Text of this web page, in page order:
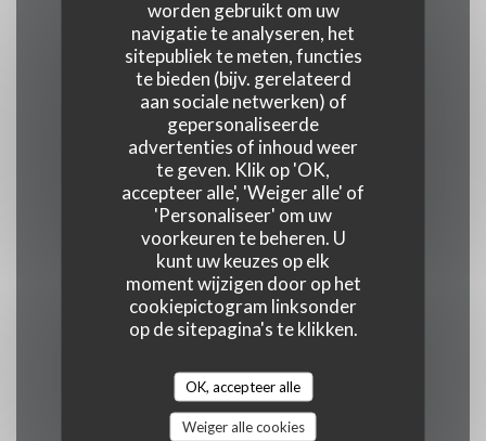
worden gebruikt om uw
navigatie te analyseren, het
sitepubliek te meten, functies
te bieden (bijv. gerelateerd
aan sociale netwerken) of
gepersonaliseerde
advertenties of inhoud weer
te geven. Klik op 'OK,
accepteer alle', 'Weiger alle' of
'Personaliseer' om uw
voorkeuren te beheren. U
kunt uw keuzes op elk
moment wijzigen door op het
cookiepictogram linksonder
op de sitepagina's te klikken.
OK, accepteer alle
Weiger alle cookies
Oosters traditioneel restaurant, Marokkaans
restaurant, Marokkaanse gastronomie,
Restaurant traditionnel
Diensten
Geblokkeerde toegang, Private Hire,
Airconditioning, WIFI
Betaalmethoden
Card, Mobile payment, Zonder contact, Apple
Pay, Paiement Sans ContactPaiement Sans
Visa, Debetkaart